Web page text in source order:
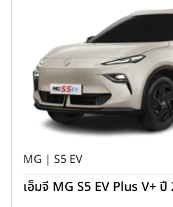
MG | S5 EV
เอ็มจี MG S5 EV Plus V+ ปี